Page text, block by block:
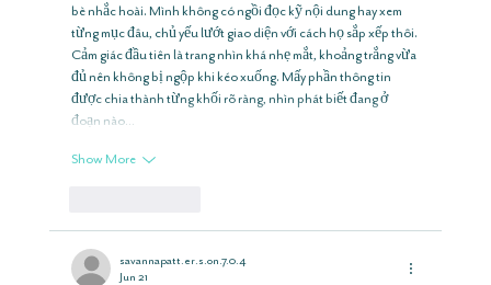
bè nhắc hoài. Mình không có ngồi đọc kỹ nội dung hay xem
từng mục đâu, chủ yếu lướt giao diện với cách họ sắp xếp thôi.
Cảm giác đầu tiên là trang nhìn khá nhẹ mắt, khoảng trắng vừa
đủ nên không bị ngộp khi kéo xuống. Mấy phần thông tin
được chia thành từng khối rõ ràng, nhìn phát biết đang ở
đoạn nào…
Show More
savannapatt.er.s.on.7.0.4
Jun 21